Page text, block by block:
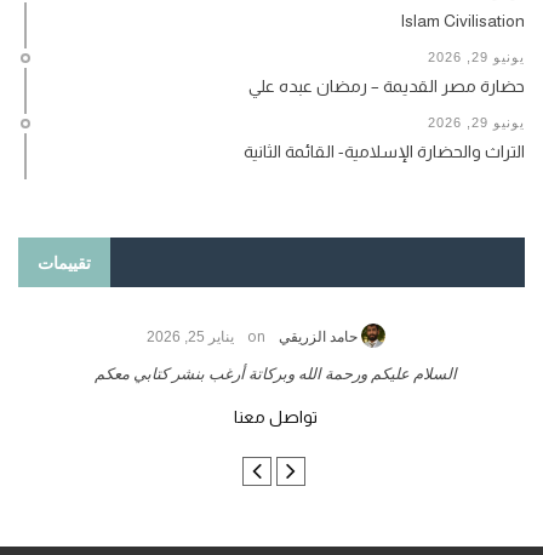
Islam Civilisation
يونيو 29, 2026
حضارة مصر القديمة – رمضان عبده علي
يونيو 29, 2026
التراث والحضارة الإسلامية- القائمة الثانية
تقييمات
حامد الزريقي on يناير 25, 2026
السلام عليكم ورحمة الله وبركاتة أرغب بنشر كتابي معكم
تواصل معنا